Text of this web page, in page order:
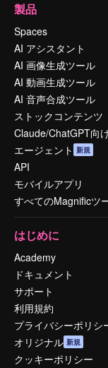
製品
Spaces
AI アシスタント
AI 画像生成ツール
AI 動画生成ツール
AI 音声合成ツール
ストックコンテンツ
Claude/ChatGPT向
エージェント 新規
API
モバイルアプリ
すべてのMagnificツ
はじめに
Academy
ドキュメント
サポート
利用規約
プライバシーポリシ
オリジナル 新規
クッキーポリシー